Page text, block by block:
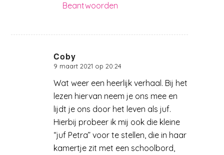
Beantwoorden
Coby
zegt:
9 maart 2021 op 20:24
Wat weer een heerlijk verhaal. Bij het
lezen hiervan neem je ons mee en
lijdt je ons door het leven als juf.
Hierbij probeer ik mij ook die kleine
“juf Petra” voor te stellen, die in haar
kamertje zit met een schoolbord,